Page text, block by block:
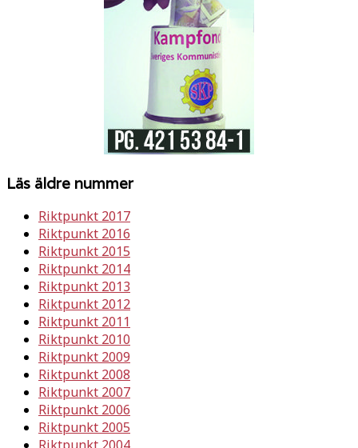
Läs äldre nummer
Riktpunkt 2017
Riktpunkt 2016
Riktpunkt 2015
Riktpunkt 2014
Riktpunkt 2013
Riktpunkt 2012
Riktpunkt 2011
Riktpunkt 2010
Riktpunkt 2009
Riktpunkt 2008
Riktpunkt 2007
Riktpunkt 2006
Riktpunkt 2005